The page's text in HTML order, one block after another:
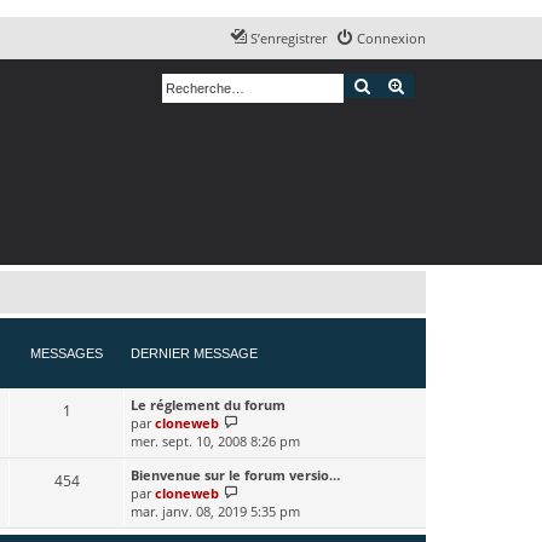
Connexion
S’enregistrer
Rechercher
MESSAGES DERNIER MESSAGE
1
Le réglement du forum
parcloneweb
o
r
e
d
mer. sept. 10, 2008 8:26 pm
454
Bienvenue sur le forum versio…
parcloneweb
o
i
mar. janv. 08, 2019 5:35 pm